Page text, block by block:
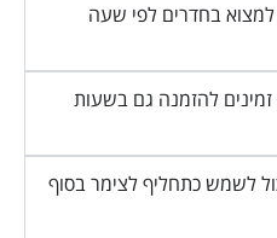
בחדרים לפי שעה
להזמנה גם בשעות
לשמש כתחליף לצימר בסוף